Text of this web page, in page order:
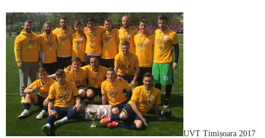
UVT Timișoara 2017